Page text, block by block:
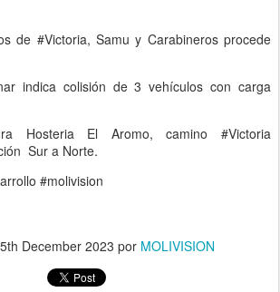
de #Victoria, Samu y Carabineros procede
indica colisión de 3 vehículos con carga
Hosteria El Aromo, camino #Victoria
Sur a Norte.
#molivision
5th December 2023 por MOLIVISION